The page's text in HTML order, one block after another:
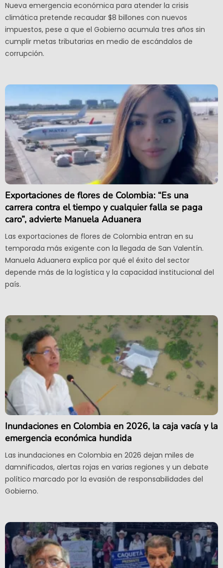
Nueva emergencia económica para atender la crisis
climática pretende recaudar $8 billones con nuevos
impuestos, pese a que el Gobierno acumula tres años sin
cumplir metas tributarias en medio de escándalos de
corrupción.
Exportaciones de flores de Colombia: “Es una
carrera contra el tiempo y cualquier falla se paga
caro”, advierte Manuela Aduanera
Las exportaciones de flores de Colombia entran en su
temporada más exigente con la llegada de San Valentín.
Manuela Aduanera explica por qué el éxito del sector
depende más de la logística y la capacidad institucional del
país.
Inundaciones en Colombia en 2026, la caja vacía y la
emergencia económica hundida
Las inundaciones en Colombia en 2026 dejan miles de
damnificados, alertas rojas en varias regiones y un debate
político marcado por la evasión de responsabilidades del
Gobierno.